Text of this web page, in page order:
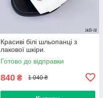
Красиві білі шльопанці з
лакової шкіри.
Готово до відправки
840 ₴ 1 040 ₴